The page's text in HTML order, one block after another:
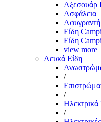
Αξεσουάρ
Ασφάλεια
Είδη
Είδη
view more
Λευκά Είδη
/
/
/